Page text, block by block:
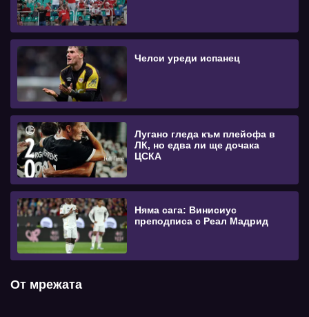
Челси уреди испанец
Лугано гледа към плейофа в
ЛК, но едва ли ще дочака
ЦСКА
Няма сага: Винисиус
преподписа с Реал Мадрид
От мрежата